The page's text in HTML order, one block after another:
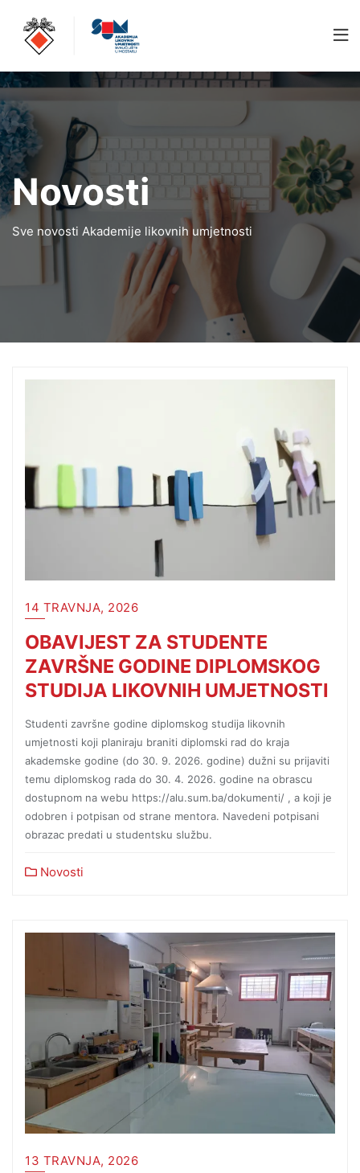
Novosti
Sve novosti Akademije likovnih umjetnosti
14 TRAVNJA, 2026
OBAVIJEST ZA STUDENTE
ZAVRŠNE GODINE DIPLOMSKOG
STUDIJA LIKOVNIH UMJETNOSTI
Studenti završne godine diplomskog studija likovnih
umjetnosti koji planiraju braniti diplomski rad do kraja
akademske godine (do 30. 9. 2026. godine) dužni su prijaviti
temu diplomskog rada do 30. 4. 2026. godine na obrascu
dostupnom na webu https://alu.sum.ba/dokumenti/ , a koji je
odobren i potpisan od strane mentora. Navedeni potpisani
obrazac predati u studentsku službu.
Novosti
13 TRAVNJA, 2026